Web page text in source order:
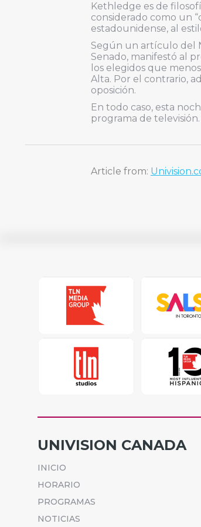
Kethledge es de
considerado como un
estadounidense, al
Según un artículo del
Senado, manifestó al
los elegidos que
Alta. Por el contrario,
oposición.
En todo caso, esta
programa de televisión.
Article from:
UNIVISION CANADA
INICIO
HORARIO
PROGRAMAS
NOTICIAS